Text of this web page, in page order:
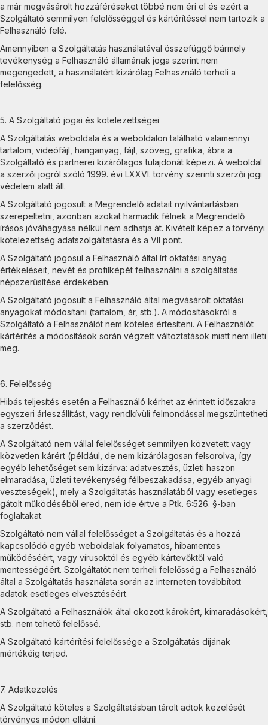
a már megvásárolt hozzáféréseket többé nem éri el és ezért a
Szolgáltató semmilyen felelősséggel és kártérítéssel nem tartozik a
Felhasználó felé.
Amennyiben a Szolgáltatás használatával összefüggő bármely
tevékenység a Felhasználó államának joga szerint nem
megengedett, a használatért kizárólag Felhasználó terheli a
felelősség.
5. A Szolgáltató jogai és kötelezettségei
A Szolgáltatás weboldala és a weboldalon található valamennyi
tartalom, videófájl, hanganyag, fájl, szöveg, grafika, ábra a
Szolgáltató és partnerei kizárólagos tulajdonát képezi. A weboldal
a szerzői jogról szóló 1999. évi LXXVI. törvény szerinti szerzői jogi
védelem alatt áll.
A Szolgáltató jogosult a Megrendelő adatait nyilvántartásban
szerepeltetni, azonban azokat harmadik félnek a Megrendelő
írásos jóváhagyása nélkül nem adhatja át. Kivételt képez a törvényi
kötelezettség adatszolgáltatásra és a VII pont.
A Szolgáltató jogosul a Felhasználó által írt oktatási anyag
értékeléseit, nevét és profilképét felhasználni a szolgáltatás
népszerűsítése érdekében.
A Szolgáltató jogosult a Felhasználó által megvásárolt oktatási
anyagokat módosítani (tartalom, ár, stb.). A módosításokról a
Szolgáltató a Felhasználót nem köteles értesíteni. A Felhasználót
kártérítés a módosítások során végzett változtatások miatt nem illeti
meg.
6. Felelősség
Hibás teljesítés esetén a Felhasználó kérhet az érintett időszakra
egyszeri árleszállítást, vagy rendkívüli felmondással megszüntetheti
a szerződést.
A Szolgáltató nem vállal felelősséget semmilyen közvetett vagy
közvetlen kárért (például, de nem kizárólagosan felsorolva, így
egyéb lehetőséget sem kizárva: adatvesztés, üzleti haszon
elmaradása, üzleti tevékenység félbeszakadása, egyéb anyagi
veszteségek), mely a Szolgáltatás használatából vagy esetleges
gátolt működéséből ered, nem ide értve a Ptk. 6:526. §-ban
foglaltakat.
Szolgáltató nem vállal felelősséget a Szolgáltatás és a hozzá
kapcsolódó egyéb weboldalak folyamatos, hibamentes
működéséért, vagy vírusoktól és egyéb kártevőktől való
mentességéért. Szolgáltatót nem terheli felelősség a Felhasználó
által a Szolgáltatás használata során az interneten továbbított
adatok esetleges elvesztéséért.
A Szolgáltató a Felhasználók által okozott károkért, kimaradásokért,
stb. nem tehető felelőssé.
A Szolgáltató kártérítési felelőssége a Szolgáltatás díjának
mértékéig terjed.
7. Adatkezelés
A Szolgáltató köteles a Szolgáltatásban tárolt adtok kezelését
törvényes módon ellátni.